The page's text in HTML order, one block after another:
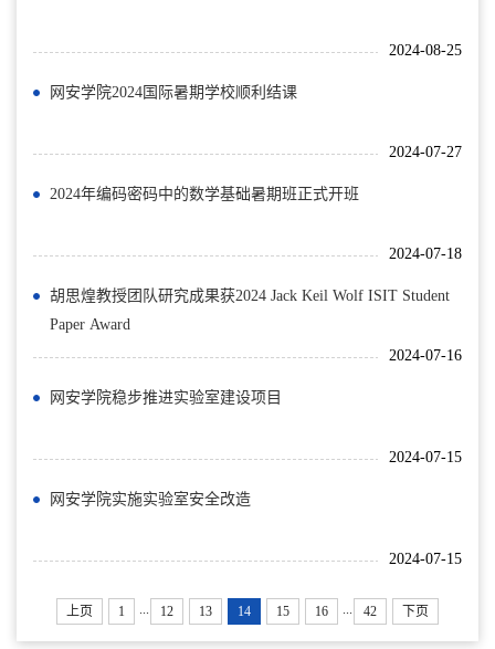
2024-08-25
网安学院2024国际暑期学校顺利结课
2024-07-27
2024年编码密码中的数学基础暑期班正式开班
2024-07-18
胡思煌教授团队研究成果获2024 Jack Keil Wolf ISIT Student
Paper Award
2024-07-16
网安学院稳步推进实验室建设项目
2024-07-15
网安学院实施实验室安全改造
2024-07-15
上页 1 ... 12 13 14 15 16 ... 42 下页